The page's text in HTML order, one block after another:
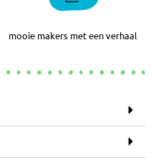
mooie makers met een verhaal